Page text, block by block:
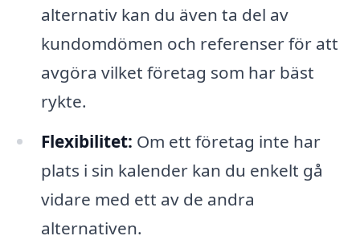
alternativ kan du även ta del av
kundomdömen och referenser för att
avgöra vilket företag som har bäst
rykte.
Flexibilitet: Om ett företag inte har
plats i sin kalender kan du enkelt gå
vidare med ett av de andra
alternativen.